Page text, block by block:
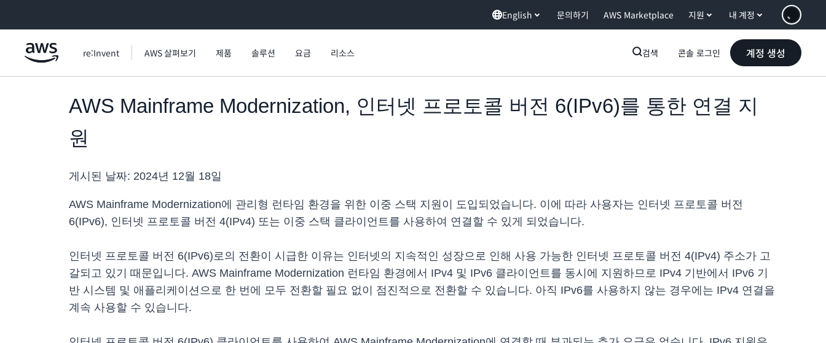
English 문의하기 AWS Marketplace 지원 내 계정
re:Invent AWS 살펴보기 제품 솔루션 요금 리소스 검색 콘솔 로그인 계정 생성
AWS Mainframe Modernization, 인터넷 프로토콜 버전 6(IPv6)를 통한 연결 지
원
게시된 날짜: 2024년 12월 18일
AWS Mainframe Modernization에 관리형 런타임 환경을 위한 이중 스택 지원이 도입되었습니다. 이에 따라 사용자는 인터넷 프로토콜 버전
6(IPv6), 인터넷 프로토콜 버전 4(IPv4) 또는 이중 스택 클라이언트를 사용하여 연결할 수 있게 되었습니다.
인터넷 프로토콜 버전 6(IPv6)로의 전환이 시급한 이유는 인터넷의 지속적인 성장으로 인해 사용 가능한 인터넷 프로토콜 버전 4(IPv4) 주소가 고
갈되고 있기 때문입니다. AWS Mainframe Modernization 런타임 환경에서 IPv4 및 IPv6 클라이언트를 동시에 지원하므로 IPv4 기반에서 IPv6 기
반 시스템 및 애플리케이션으로 한 번에 모두 전환할 필요 없이 점진적으로 전환할 수 있습니다. 아직 IPv6를 사용하지 않는 경우에는 IPv4 연결을
계속 사용할 수 있습니다.